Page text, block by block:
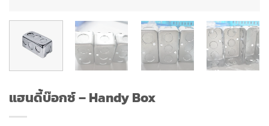
แฮนดี้บ๊อกซ์ – Handy Box